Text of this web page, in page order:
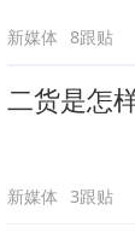
新媒体 8跟贴
二货是怎
新媒体 3跟贴